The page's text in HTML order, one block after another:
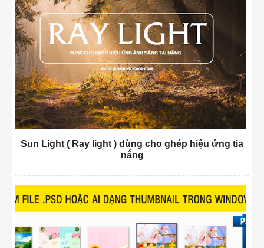
Sun Light ( Ray light ) dùng cho ghép hiệu ứng tia
nắng